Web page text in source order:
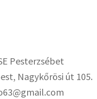
Pesterzsébet
Nagykőrösi út 105.